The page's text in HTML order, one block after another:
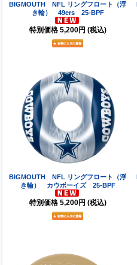
BIGMOUTH NFL リングフロート（浮
き輪） 49ers 25-BPF
特別価格 5,200円 (税込)
BIGMOUTH NFL リングフロート（浮
き輪） カウボーイズ 25-BPF
特別価格 5,200円 (税込)